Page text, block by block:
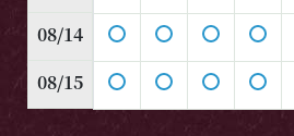
08/14
08/15